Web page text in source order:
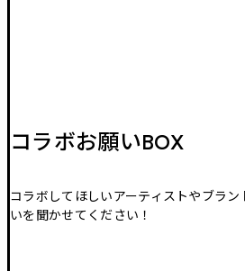
コラボお願いBOX
コラボしてほしいアーティストやブラ
いを聞かせてください！